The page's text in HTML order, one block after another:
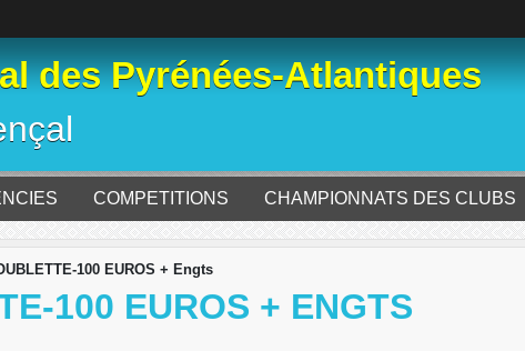
des Pyrénées-Atlantiques
COMPETITIONS CHAMPIONNATS DES CLUBS
100 EUROS + Engts
100 EUROS + ENGTS